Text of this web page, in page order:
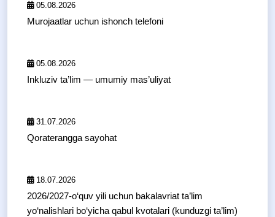
05.08.2026
Murojaatlar uchun ishonch telefoni
05.08.2026
Inkluziv ta’lim — umumiy mas’uliyat
31.07.2026
Qoraterangga sayohat
18.07.2026
2026/2027-o‘quv yili uchun bakalavriat ta’lim
yo‘nalishlari bo‘yicha qabul kvotalari (kunduzgi ta’lim)